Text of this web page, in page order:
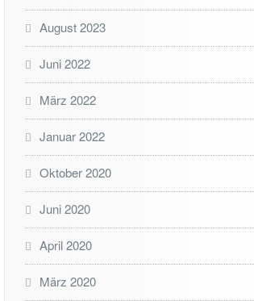
August 2023
Juni 2022
März 2022
Januar 2022
Oktober 2020
Juni 2020
April 2020
März 2020